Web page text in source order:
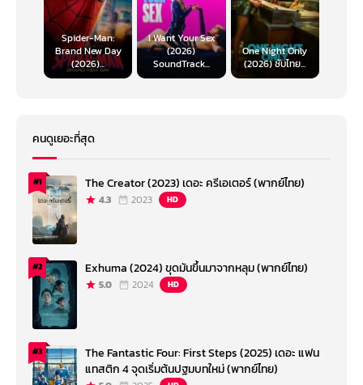
Spider-Man:
Brand New Day
(2026)...
I Want Your Sex
(2026)
SoundTrack...
One Night Only
(2026) ซับไทย...
คนดูเยอะที่สุด
#1 The Creator (2023) เดอะ ครีเอเตอร์ (พากย์ไทย)
4.3 2023 HD
#2 Exhuma (2024) ขุดมันขึ้นมาจากหลุม (พากย์ไทย)
5.0 2024 HD
#3
The Fantastic Four: First Steps (2025) เดอะ แฟน
แทสติก 4 จุดเริ่มต้นปฐมบทใหม่ (พากย์ไทย)